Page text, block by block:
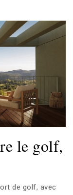
le golf,
de golf, avec